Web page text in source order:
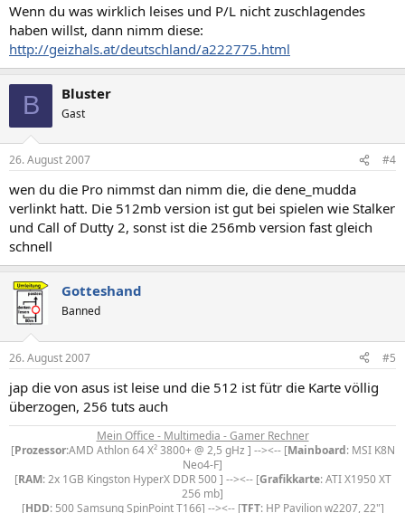
Wenn du was wirklich leises und P/L nicht zuschlagendes
haben willst, dann nimm diese:
http://geizhals.at/deutschland/a222775.html
B Bluster
Gast
26. August 2007 #4
wen du die Pro nimmst dan nimm die, die dene_mudda
verlinkt hatt. Die 512mb version ist gut bei spielen wie Stalker
und Call of Dutty 2, sonst ist die 256mb version fast gleich
schnell
Gotteshand
Banned
26. August 2007 #5
jap die von asus ist leise und die 512 ist fütr die Karte völlig
überzogen, 256 tuts auch
Mein Office - Multimedia - Gamer Rechner
[Prozessor:AMD Athlon 64 X² 3800+ @ 2,5 gHz ] --><-- [Mainboard: MSI K8N
Neo4-F]
[RAM: 2x 1GB Kingston HyperX DDR 500 ] --><-- [Grafikkarte: ATI X1950 XT
256 mb]
[HDD: 500 Samsung SpinPoint T166] --><-- [TFT: HP Pavilion w2207, 22"]​